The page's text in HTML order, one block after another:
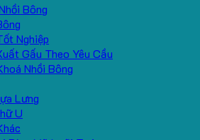
Bông
Nghiệp
Gấu Theo Yêu Cầu
Nhồi Bông
Lưng
U